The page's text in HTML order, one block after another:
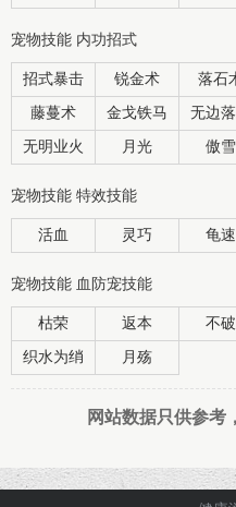
宠物技能 内功招式
招式暴击 锐金术 落石
藤蔓术 金戈铁马 无边
无明业火 月光 傲雪
宠物技能 特效技能
活血 灵巧 龟速
宠物技能 血防宠技能
枯荣 返本 不破
织水为绡 月殇
网站数据只供参考